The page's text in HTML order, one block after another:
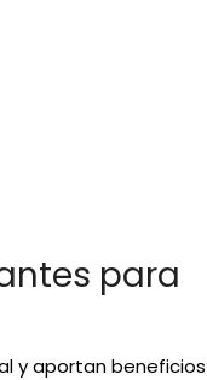
para
y aportan beneficios